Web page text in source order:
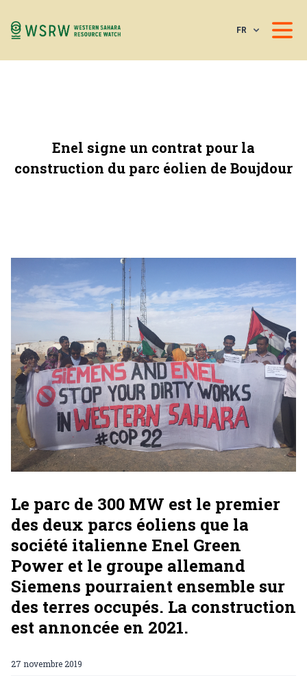
FR
Enel signe un contrat pour la
construction du parc éolien de Boujdour
Le parc de 300 MW est le premier
des deux parcs éoliens que la
société italienne Enel Green
Power et le groupe allemand
Siemens pourraient ensemble sur
des terres occupés. La construction
est annoncée en 2021.
27 novembre 2019